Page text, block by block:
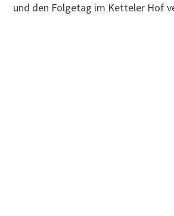
und den Folgetag im Ketteler Hof